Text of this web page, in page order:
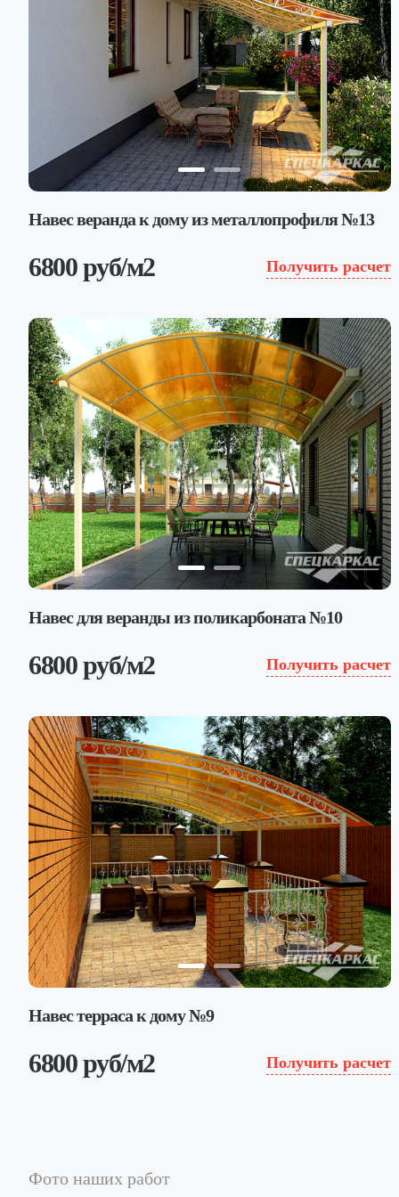
Навес веранда к дому из металлопрофиля №13
6800 руб/м2 Получить расчет
Навес для веранды из поликарбоната №10
6800 руб/м2 Получить расчет
Навес терраса к дому №9
6800 руб/м2 Получить расчет
Фото наших работ